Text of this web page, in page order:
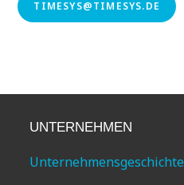
TIMESYS@TIMESYS.DE
UNTERNEHMEN
Unternehmensgeschichte